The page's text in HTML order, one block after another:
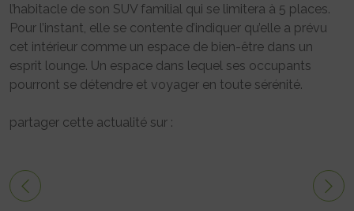
l’habitacle de son SUV familial qui se limitera à 5 places.
Pour l’instant, elle se contente d’indiquer qu’elle a prévu
cet intérieur comme un espace de bien-être dans un
esprit lounge. Un espace dans lequel ses occupants
pourront se détendre et voyager en toute sérénité.
partager cette actualité sur :